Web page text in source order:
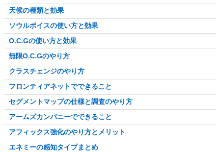
天候の種類と効果
ソウルボイスの使い方と効果
O.C.Gの使い方と効果
無限O.C.Gのやり方
クラスチェンジのやり方
フロンティアネットでできること
セグメントマップの仕様と調査のやり方
アームズカンパニーでできること
アフィックス強化のやり方とメリット
エネミーの感知タイプまとめ